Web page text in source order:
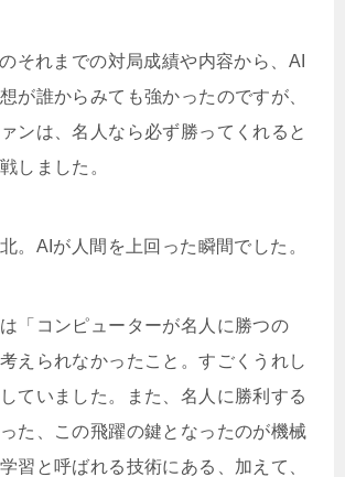
それまでの対局成績や内容から、AI
が誰からみても強かったのですが、
ンは、名人なら必ず勝ってくれると
しました。
。AIが人間を上回った瞬間でした。
「コンピューターが名人に勝つの
えられなかったこと。すごくうれし
ていました。また、名人に勝利する
た、この飛躍の鍵となったのが機械
習と呼ばれる技術にある、加えて、